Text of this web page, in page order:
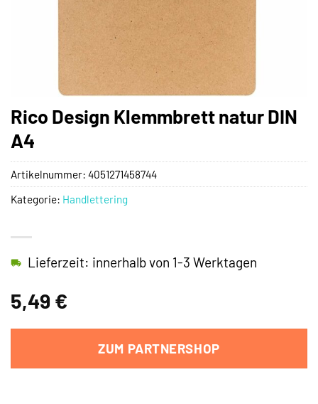
Rico Design Klemmbrett natur DIN
A4
5,49 €
Lieferzeit: innerhalb von 1-3 Werktagen
ZUM PARTNERSHOP
Artikelnummer: 4051271458744
Kategorie: Handlettering